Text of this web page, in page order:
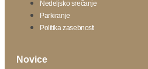
Nedeljsko srečanje
Parkiranje
Politika zasebnosti
Novice